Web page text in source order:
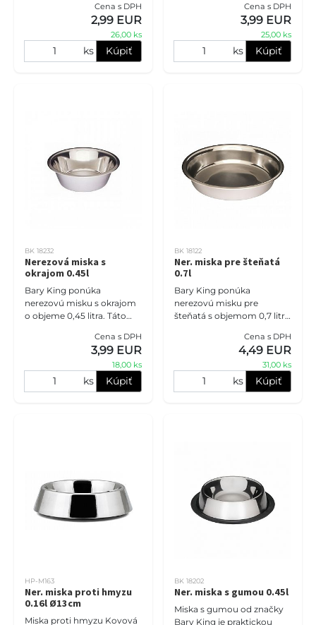
stojanov a je praktická pre
Cena s DPH
2,99 EUR
26,00 ks
ks Kúpiť
Cena s DPH
3,99 EUR
25,00 ks
ks Kúpiť
BK 18232
Nerezová miska s
okrajom 0.45l
Bary King ponúka
nerezovú misku s okrajom
o objeme 0,45 litra. Táto
stojanov a je praktická pre
Cena s DPH
3,99 EUR
18,00 ks
ks Kúpiť
BK 18122
Ner. miska pre šteňatá
0.7l
Bary King ponúka
nerezovú misku pre
šteňatá s objemom 0,7 litra.
sa udržuje a má dlhú
životnosť. Jej veľký priemer
Cena s DPH
4,49 EUR
31,00 ks
ks Kúpiť
HP-M163
Ner. miska proti hmyzu
0.16l Ø13cm
Miska proti hmyzu Kovová
BK 18202
Ner. miska s gumou 0.45l
Miska s gumou od značky
Bary King je praktickou